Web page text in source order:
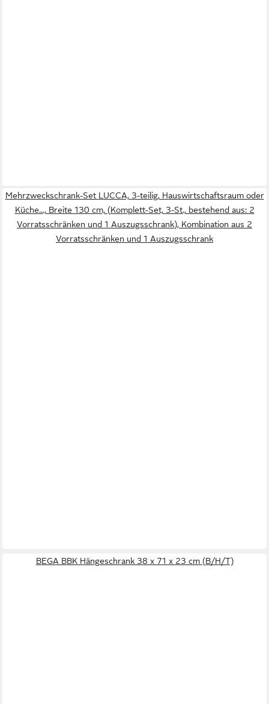
Mehrzweckschrank-Set LUCCA, 3-teilig, Hauswirtschaftsraum oder
Küche..., Breite 130 cm, (Komplett-Set, 3-St., bestehend aus: 2
Vorratsschränken und 1 Auszugsschrank), Kombination aus 2
Vorratsschränken und 1 Auszugsschrank
BEGA BBK Hängeschrank 38 x 71 x 23 cm (B/H/T)